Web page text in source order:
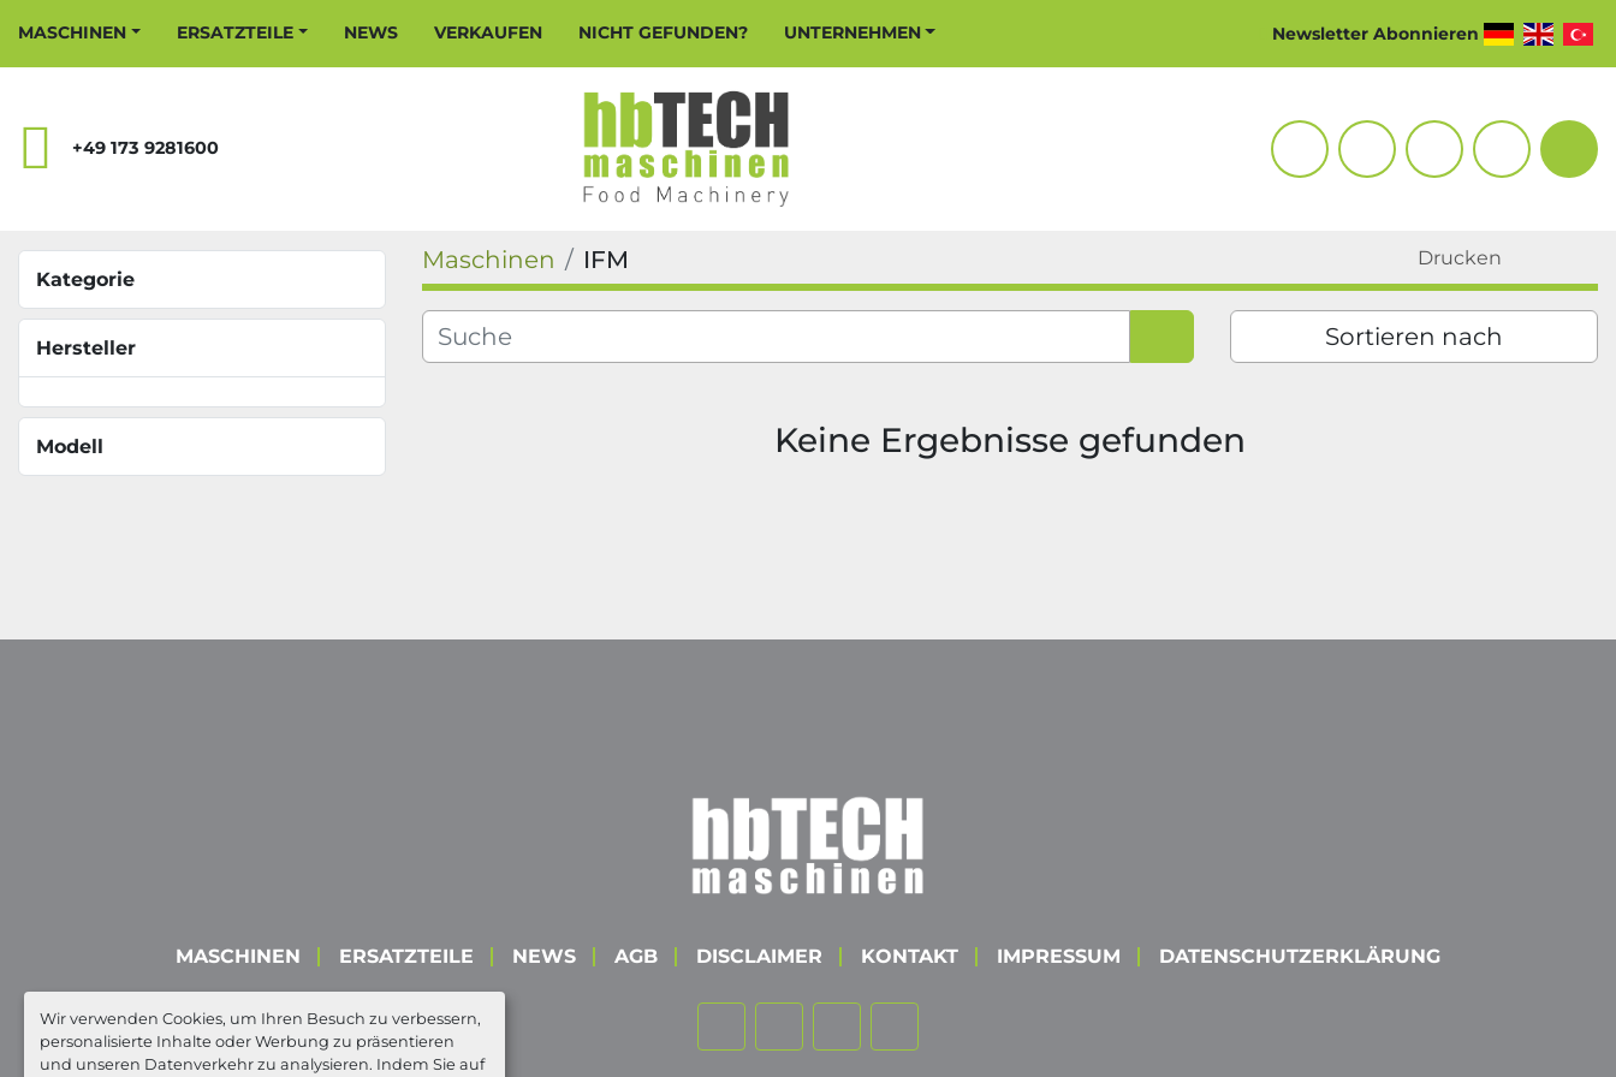
Wir verwenden Cookies, um Ihren Besuch zu verbessern,
personalisierte Inhalte oder Werbung zu präsentieren
und unseren Datenverkehr zu analysieren. Indem Sie auf
MASCHINEN ERSATZTEILE NEWS VERKAUFEN NICHT GEFUNDEN? UNTERNEHMEN Newsletter Abonnieren
+49 173 9281600
youtube linkedin whatsappebay
Kategorie
Hersteller
Modell
Maschinen IFM Drucken
Sortieren nach
Keine Ergebnisse gefunden
MASCHINEN ERSATZTEILE NEWS AGB DISCLAIMER KONTAKT IMPRESSUM DATENSCHUTZERKLÄRUNG